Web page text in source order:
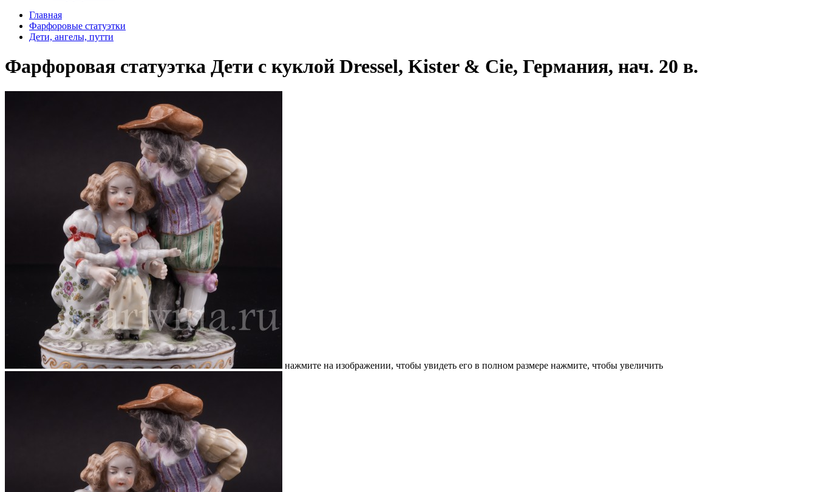
Главная
Фарфоровые статуэтки
Дети, ангелы, путти
Фарфоровая статуэтка Дети с куклой Dressel, Kister & Cie, Германия, нач. 20 в.
нажмите на изображении, чтобы увидеть его в полном размере нажмите, чтобы увеличить